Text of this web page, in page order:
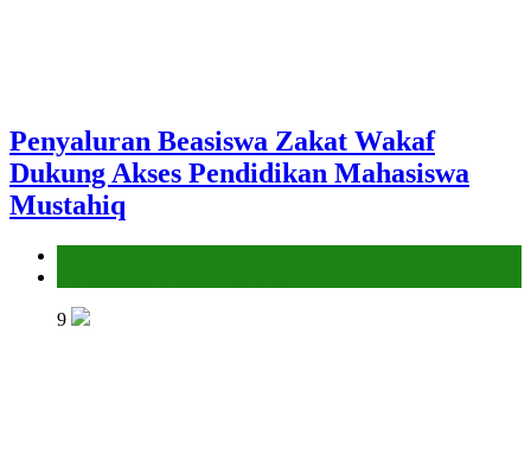
Penyaluran Beasiswa Zakat Wakaf
Dukung Akses Pendidikan Mahasiswa
Mustahiq
9